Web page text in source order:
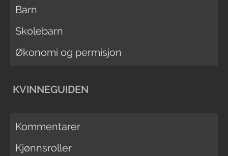
Barn
Skolebarn
Økonomi og permisjon
KVINNEGUIDEN
Kommentarer
Kjønnsroller